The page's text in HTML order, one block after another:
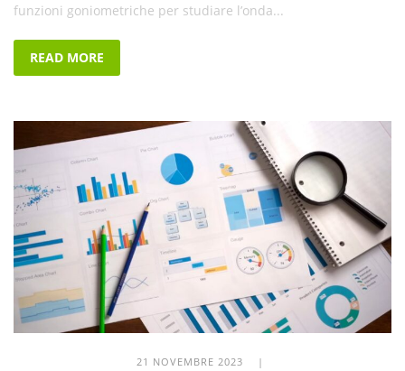
funzioni goniometriche per studiare l’onda...
READ MORE
21 NOVEMBRE 2023 |